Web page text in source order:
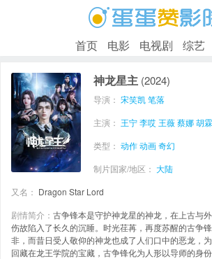
首页 电影 电视剧 综艺
神龙星主 (2024)
导演： 宋笑凯笔落
主演： 王宁李哎 王薇蔡娜胡霖
类型： 动作动画奇幻
制片国家/地区： 大陆
又名： Dragon Star Lord
剧情简介： 古争锋本是守护神龙星的神龙，在上古与
伤故陷入了长久的沉睡。时光荏苒，再度苏醒的古争
非，而昔日受人敬仰的神龙也成了人们口中的恶龙，
回藏在龙王学院的宝藏，古争锋化为人形以导师的身